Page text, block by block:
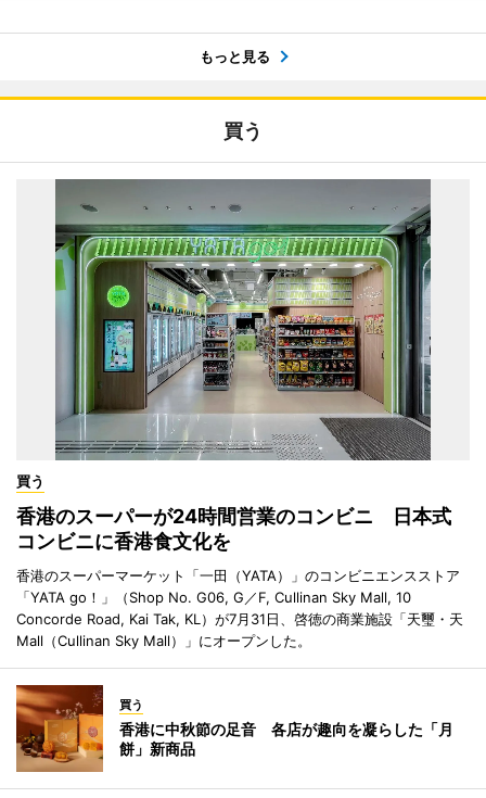
もっと見る
買う
買う
香港のスーパーが24時間営業のコンビニ 日本式
コンビニに香港食文化を
香港のスーパーマーケット「一田（YATA）」のコンビニエンスストア
「YATA go！」（Shop No. G06, G／F, Cullinan Sky Mall, 10
Concorde Road, Kai Tak, KL）が7月31日、啓徳の商業施設「天璽・天
Mall（Cullinan Sky Mall）」にオープンした。
買う
香港に中秋節の足音 各店が趣向を凝らした「月
餅」新商品